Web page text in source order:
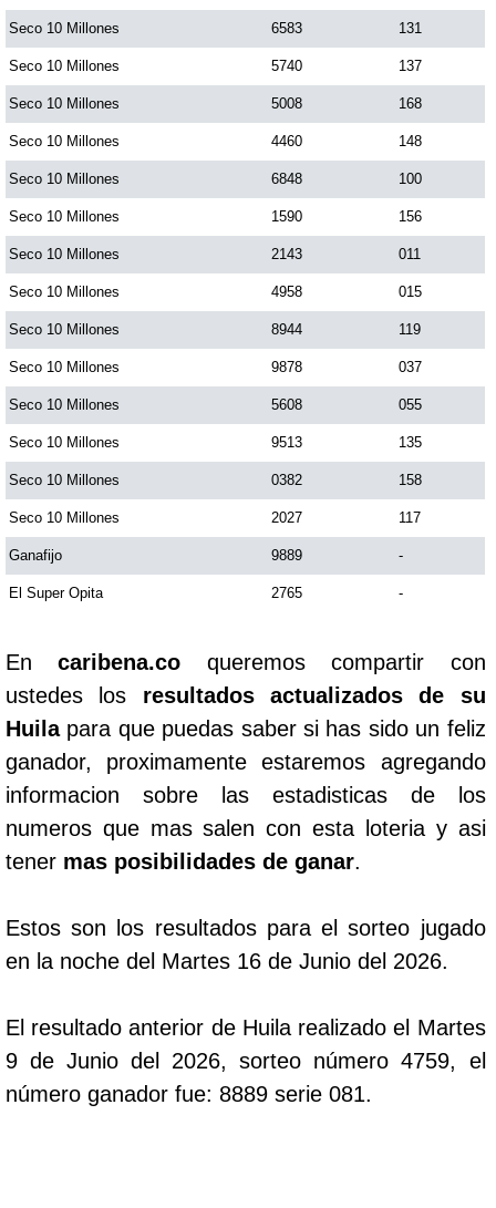
Seco 10 Millones 6583 131
Seco 10 Millones 5740 137
Seco 10 Millones 5008 168
Seco 10 Millones 4460 148
Seco 10 Millones 6848 100
Seco 10 Millones 1590 156
Seco 10 Millones 2143 011
Seco 10 Millones 4958 015
Seco 10 Millones 8944 119
Seco 10 Millones 9878 037
Seco 10 Millones 5608 055
Seco 10 Millones 9513 135
Seco 10 Millones 0382 158
Seco 10 Millones 2027 117
Ganafijo 9889 -
El Super Opita 2765 -
Encaribena.co queremos compartir con
ustedes los resultados actualizados de su
Huilapara que puedas saber si has sido un feliz
ganador, proximamente estaremos agregando
informacion sobre las estadisticas de los
numeros que mas salen con esta loteria y asi
tener mas posibilidades de ganar.
Estos son los resultados para el sorteo jugado
en la noche del Martes 16 de Junio del 2026.
El resultado anterior de Huila realizado el Martes
9 de Junio del 2026, sorteo número 4759, el
número ganador fue: 8889 serie 081.